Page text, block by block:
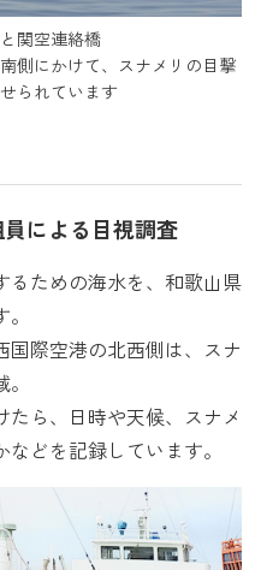
関空連絡橋
側にかけて、
スナメリの目撃
られています
による目視調査
るための海水を、和歌山県
国際空港の北西側は、スナ
ら、日時や天候、スナメ
どを記録しています。